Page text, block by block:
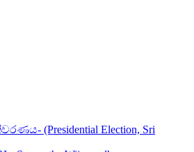
(Presidential Election, Sri